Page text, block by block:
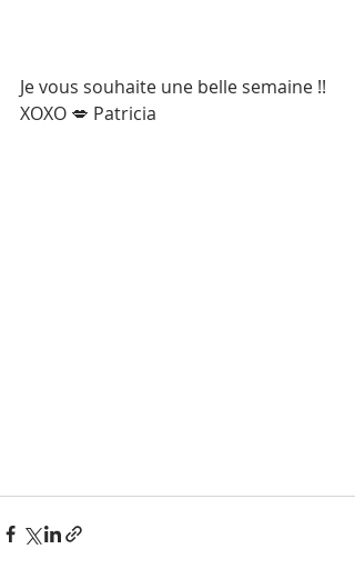
Je vous souhaite une belle semaine !!
XOXO 💋 Patricia